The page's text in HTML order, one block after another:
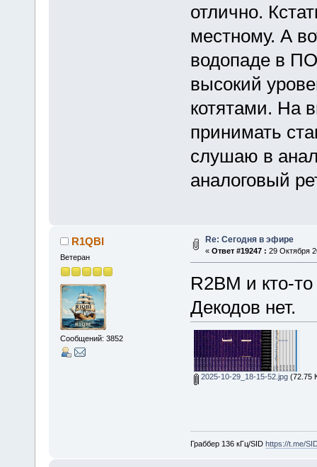
отлично.
местному. А
водопаде в
высокий
котятами. На
принимать
слушаю в
аналоговый
R1QBI
Ветеран
Сообщений: 3852
Re: Сегодня в эфире
« Ответ #19247 : 29 Октября
R2BM и кто-
Декодов нет.
2025-10-29_18-15-52.jpg(72.75
Граббер 136 кГц/SID https://t.me/